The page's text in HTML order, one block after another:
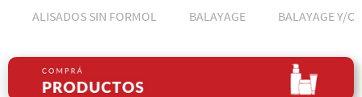
ALISADOS SIN FORMOL BALAYAGE BALAYAGE Y/O